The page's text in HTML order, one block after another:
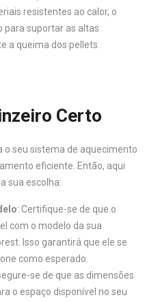
resistentes ao calor, o
para suportar as altas
a queima dos pellets.
Certo
o seu sistema de aquecimento
eficiente. Então, aqui
sua escolha:
: Certifique-se de que o
com o modelo da sua
Isso garantirá que ele se
como esperado.
se de que as dimensões
o espaço disponível no seu